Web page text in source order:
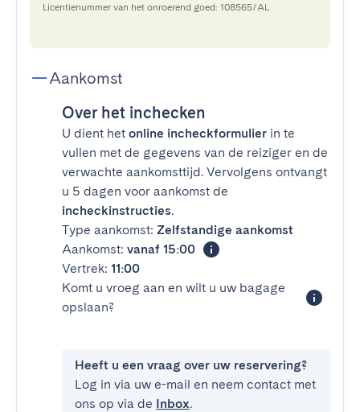
Licentienummer van het onroerend goed: 108565/AL
Aankomst
Over het inchecken
U dient het online incheckformulier in te
vullen met de gegevens van de reiziger en de
verwachte aankomsttijd. Vervolgens ontvangt
u 5 dagen voor aankomst de
incheckinstructies.
Type aankomst: Zelfstandige aankomst
Aankomst: vanaf 15:00
Vertrek: 11:00
Komt u vroeg aan en wilt u uw bagage
opslaan?
Heeft u een vraag over uw reservering?
Log in via uw e-mail en neem contact met
ons op via de Inbox.